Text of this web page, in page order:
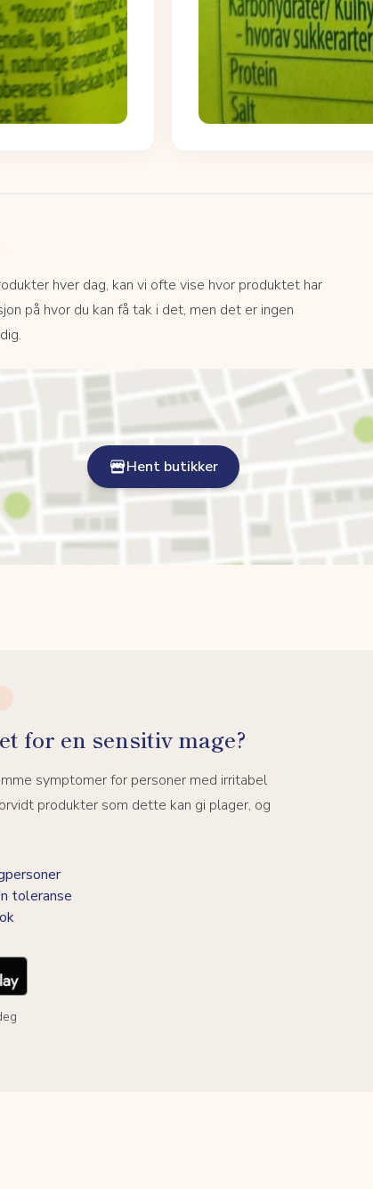
hver dag, kan vi ofte vise hvor produktet har
på hvor du kan få tak i det, men det er ingen
Hent butikker
for en sensitiv mage?
symptomer for personer med irritabel
produkter som dette kan gi plager, og
toleranse